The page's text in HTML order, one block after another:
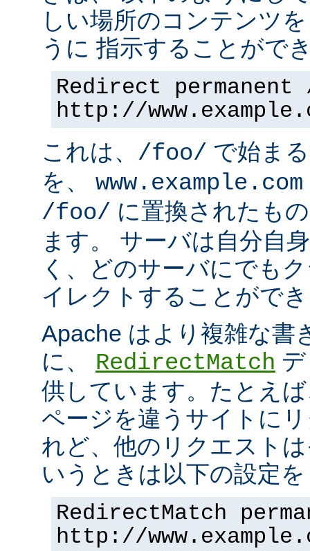
しい場所のコンテンツ
うに 指示することがで
Redirect
http://
これは、 /foo/ で始ま
を、 www.example.com
/foo/ に置換されたも
ます。 サーバは自分自
く、どのサーバにでも
イレクトすることがで
Apache はより複雑な書
に、 RedirectMatch
供しています。たとえ
ページを違うサイトに
れど、他のリクエスト
いうときは以下の設定
RedirectMatch
http://